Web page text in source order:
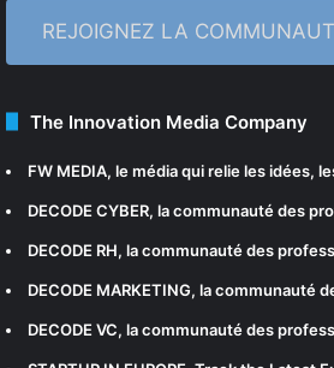
REJOIGNEZ LA
The Innovation Media Company
FW MEDIA, le média qui relie les idées,
DECODE CYBER, la communauté des
DECODE RH, la communauté des
DECODE MARKETING, la communauté
DECODE VC, la communauté des